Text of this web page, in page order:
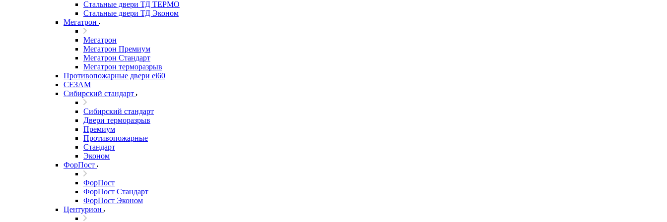
Стальные двери ТД ТЕРМО
Стальные двери ТД Эконом
Мегатрон
Мегатрон
Мегатрон Премиум
Мегатрон Стандарт
Мегатрон терморазрыв
Противопожарные двери ei60
СЕЗАМ
Сибирский стандарт
Сибирский стандарт
Двери терморазрыв
Премиум
Противопожарные
Стандарт
Эконом
ФорПост
ФорПост
ФорПост Стандарт
ФорПост Эконом
Центурион